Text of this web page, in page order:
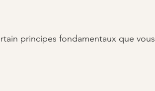
principes fondamentaux que vous